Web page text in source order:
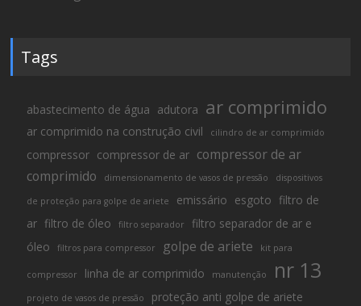
Tags
abastecimento de água adutora ar comprimido
ar comprimido na construção civil cilindro de ar comprimido
compressor compressor de ar compressor de ar
comprimido
dimensionamento de vasos de pressão dispositivos
de proteção para golpe de ariete emissário esgoto filtro de
ar filtro de óleo filtro separador
filtro separador de ar e
óleo
filtros para compressor golpe de ariete kit para
compressor linha de ar comprimido manutenção nr 13
projeto de vasos de pressão proteção anti golpe de ariete